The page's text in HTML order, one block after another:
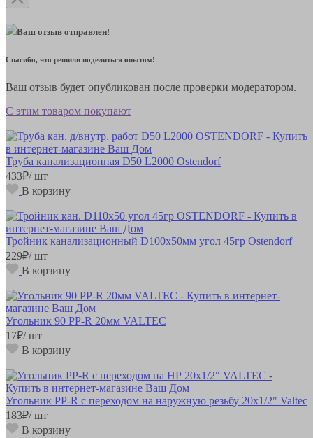
Ваш отзыв отправлен!
Спасибо, что решили поделиться опытом!
Ваш отзыв будет опубликован после проверки модератором.
С этим товаром покупают
Труба канализационная D50 L2000 Ostendorf
433₽/ шт
В корзину
Тройник канализационный D100х50мм угол 45гр Ostendorf
229₽/ шт
В корзину
Угольник 90 РР-R 20мм VALTEC
17₽/ шт
В корзину
Угольник РР-R с переходом на наружную резьбу 20х1/2" Valtec
183₽/ шт
В корзину